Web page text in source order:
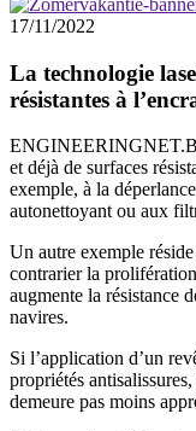
17/11/2022
La technologie
résistantes à
et déjà de surfaces
exemple, à la
autonettoyant ou aux
Un autre exemple
contrarier la
augmente la résistance
navires.
Si l’application d’un
propriétés
demeure pas moins